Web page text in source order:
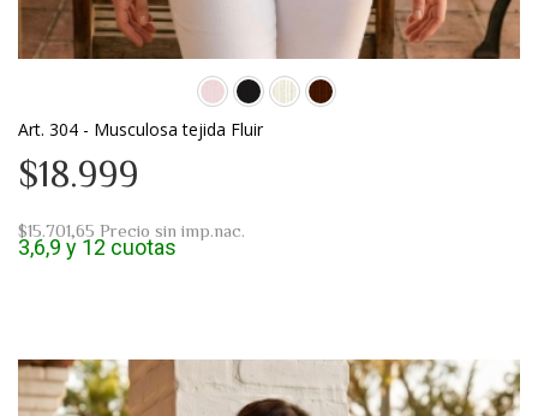
Art. 304 - Musculosa tejida Fluir
$18.999
$15.701,65 Precio sin imp.nac.
3,6,9 y 12 cuotas